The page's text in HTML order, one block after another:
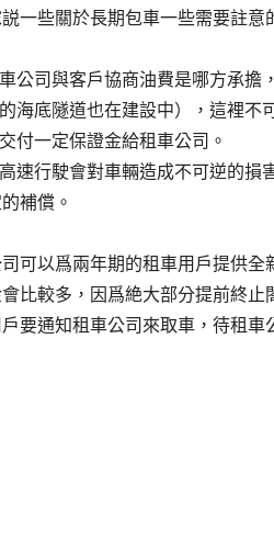
一些關於長期包車一些需要註意
司與客戶協商油費是哪方承擔
底隧道也在建設中），這裡不
付一定保證金給租車公司。
行駛會對車輛造成不可逆的
補償。
可以爲兩年期的租車用戶提供
比較多，因爲絶大部分提前終止
要通知租車公司來取車，待租